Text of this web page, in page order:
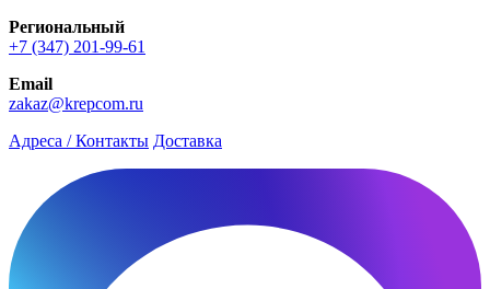
Региональный
+7 (347) 201-99-61
Email
zakaz@krepcom.ru
Адреса / Контакты Доставка